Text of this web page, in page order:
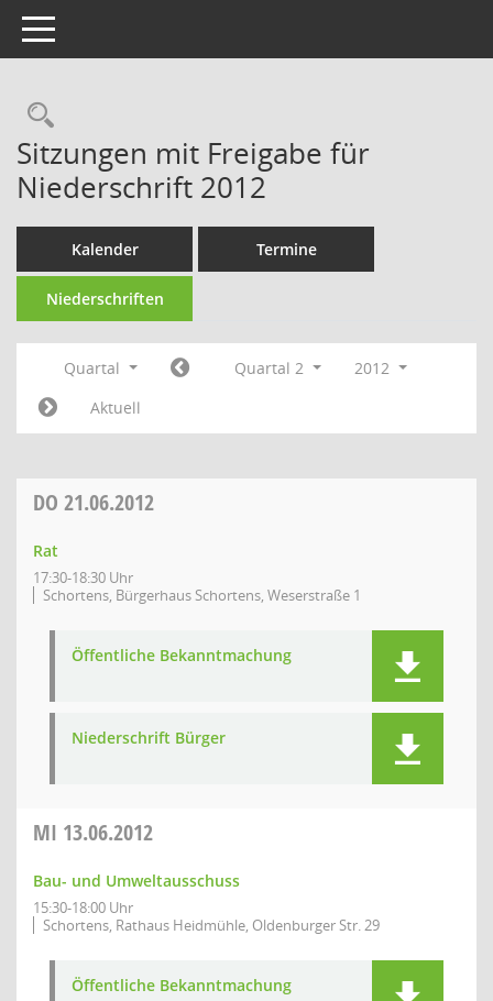
Toggle navigation
Rechercheauswahl
Sitzungen mit Freigabe für
Niederschrift 2012
Kalender Termine
Niederschriften
Quartal Quartal 2
2012
Aktuell
DO 21.06.2012
Rat
17:30-18:30 Uhr
Schortens, Bürgerhaus Schortens, Weserstraße 1
Öffentliche Bekanntmachung
Niederschrift Bürger
MI 13.06.2012
Bau- und Umweltausschuss
15:30-18:00 Uhr
Schortens, Rathaus Heidmühle, Oldenburger Str. 29
Öffentliche Bekanntmachung